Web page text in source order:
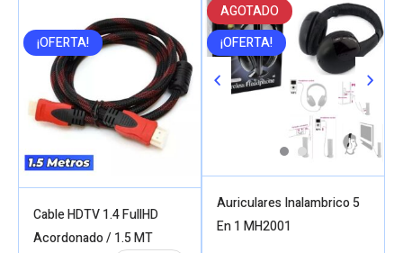
¡OFERTA!
Cable HDTV 1.4 FullHD
Acordonado / 1.5 MT
AGOTADO
¡OFERTA!
Auriculares Inalambrico 5
En 1 MH2001